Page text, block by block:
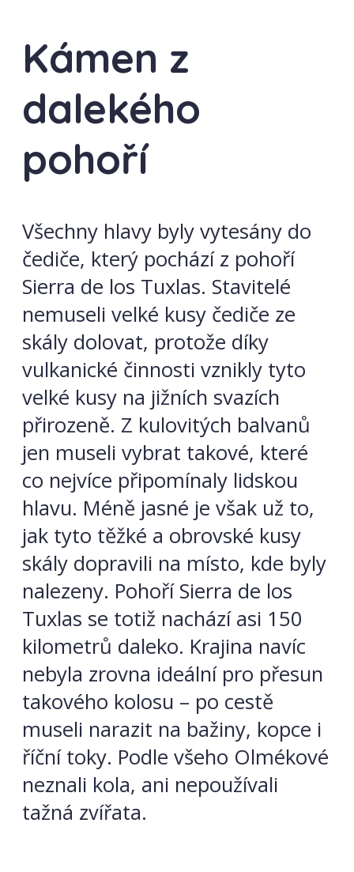
Kámen z
dalekého
pohoří
Všechny hlavy byly vytesány do
čediče, který pochází z pohoří
Sierra de los Tuxlas. Stavitelé
nemuseli velké kusy čediče ze
skály dolovat, protože díky
vulkanické činnosti vznikly tyto
velké kusy na jižních svazích
přirozeně. Z kulovitých balvanů
jen museli vybrat takové, které
co nejvíce připomínaly lidskou
hlavu. Méně jasné je však už to,
jak tyto těžké a obrovské kusy
skály dopravili na místo, kde byly
nalezeny. Pohoří Sierra de los
Tuxlas se totiž nachází asi 150
kilometrů daleko. Krajina navíc
nebyla zrovna ideální pro přesun
takového kolosu – po cestě
museli narazit na bažiny, kopce i
říční toky. Podle všeho Olmékové
neznali kola, ani nepoužívali
tažná zvířata.